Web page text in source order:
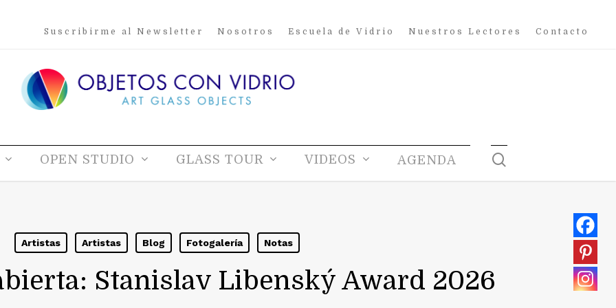
Suscribirme al Newsletter Nosotros Escuela de Vidrio Nuestros Lectores Contacto
OPEN STUDIO GLASS TOUR VIDEOS AGENDA
Artistas Artistas Blog Fotogalería Notas
Stanislav Libenský Award 2026